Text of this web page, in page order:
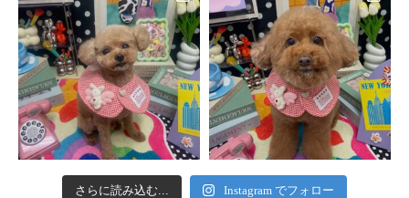
さらに読み込む... Instagram でフォロー